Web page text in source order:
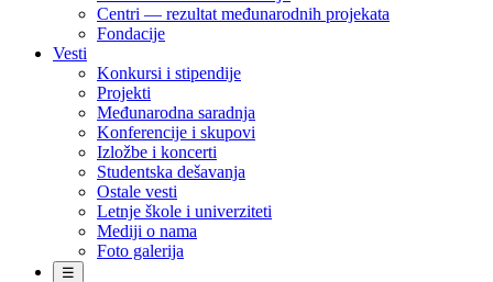
Centri — rezultat međunarodnih projekata
Fondacije
Vesti
Konkursi i stipendije
Projekti
Međunarodna saradnja
Konferencije i skupovi
Izložbe i koncerti
Studentska dešavanja
Ostale vesti
Letnje škole i univerziteti
Mediji o nama
Foto galerija
☰